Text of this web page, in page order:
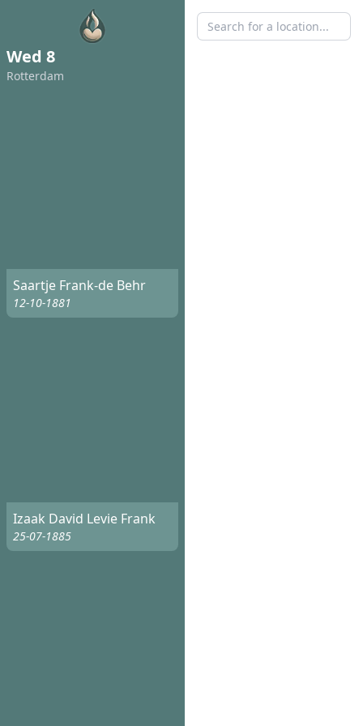
Wed 8
Rotterdam
Saartje Frank-de Behr
12-10-1881
Izaak David Levie Frank
25-07-1885